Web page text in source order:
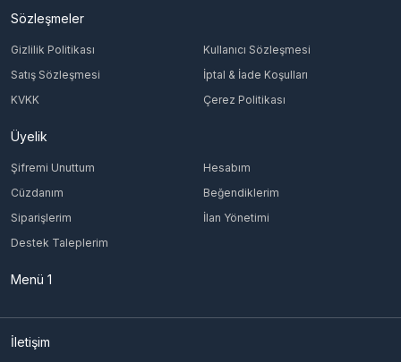
Sözleşmeler
Gizlilik Politikası
Kullanıcı Sözleşmesi
Satış Sözleşmesi
İptal & İade Koşulları
KVKK
Çerez Politikası
Üyelik
Şifremi Unuttum
Hesabım
Cüzdanım
Beğendiklerim
Siparişlerim
İlan Yönetimi
Destek Taleplerim
Menü 1
İletişim